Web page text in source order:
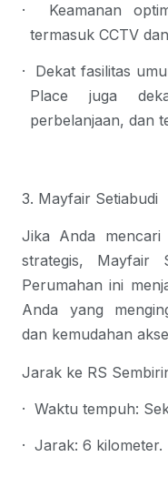
· Keamanan
termasuk CCTV
· Dekat fasilitas
Place juga
perbelanjaan, dan
3. Mayfair Setiabudi
Jika Anda mencari
strategis, Mayfair
Perumahan ini
Anda yang
dan kemudahan
Jarak ke RS
· Waktu tempuh:
· Jarak: 6 kilometer.